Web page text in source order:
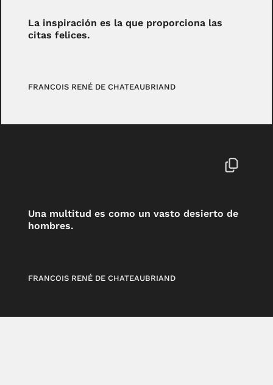
La inspiración es la que proporciona las
citas felices.
FRANCOIS RENÉ DE CHATEAUBRIAND
Una multitud es como un vasto desierto de
hombres.
FRANCOIS RENÉ DE CHATEAUBRIAND